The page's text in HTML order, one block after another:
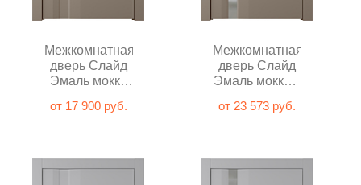
Межкомнатная
дверь Слайд
Эмаль мокко
от 17 900 руб.
Межкомнатная
дверь Слайд
Эмаль мокко с
от 23 573 руб.